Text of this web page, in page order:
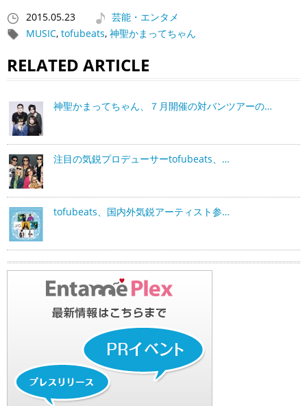
2015.05.23
芸能・エンタメ
MUSIC, tofubeats, 神聖かまってちゃん
RELATED ARTICLE
神聖かまってちゃん、７月開催の対バンツアーの…
注目の気鋭プロデューサーtofubeats、…
tofubeats、国内外気鋭アーティスト参…